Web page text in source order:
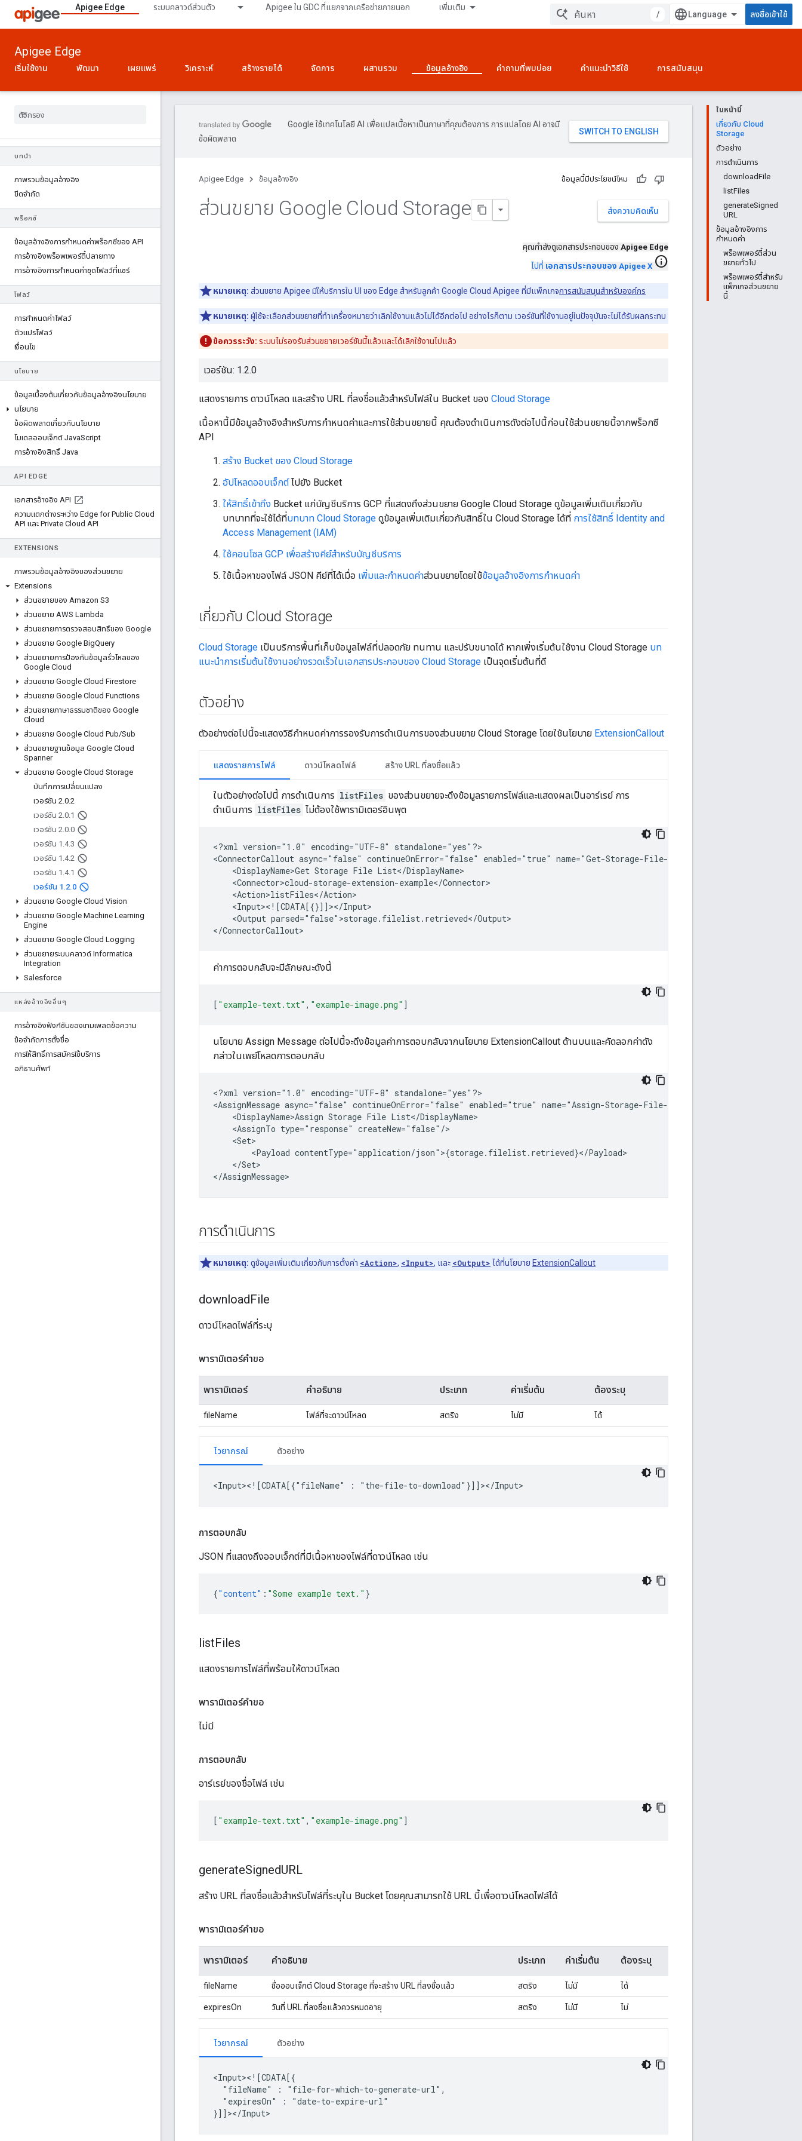
Apigee Edge ระบบคลาวด์ส่วนตัว Apigee ใน GDC ที่แยกจากเครือข่ายภายนอก เพิ่มเติม
/ ลงชื่อเข้าใช้
Apigee Edge
เริ่มใช้งาน พัฒนา เผยแพร่ วิเคราะห์ สร้างรายได้ จัดการ ผสานรวม ข้อมูลอ้างอิง คำถามที่พบบ่อย คำแนะนำวิธีใช้ การสนับสนุน
บทนำ
ภาพรวมข้อมูลอ้างอิง
ขีดจำกัด
พร็อกซี
ข้อมูลอ้างอิงการกําหนดค่าพร็อกซีของ API
การอ้างอิงพร็อพเพอร์ตี้ปลายทาง
การอ้างอิงการกําหนดค่าชุดโฟลว์ที่แชร์
โฟลว์
การกําหนดค่าโฟลว์
ตัวแปรโฟลว์
เงื่อนไข
นโยบาย
ข้อมูลเบื้องต้นเกี่ยวกับข้อมูลอ้างอิงนโยบาย
นโยบาย
ข้อผิดพลาดเกี่ยวกับนโยบาย
โมเดลออบเจ็กต์ JavaScript
การอ้างอิงสิทธิ์ Java
API EDGE
เอกสารอ้างอิง API
ความแตกต่างระหว่าง Edge for Public Cloud
API และ Private Cloud API
EXTENSIONS
ภาพรวมข้อมูลอ้างอิงของส่วนขยาย
Extensions
ส่วนขยายของ Amazon S3
ส่วนขยาย AWS Lambda
ส่วนขยายการตรวจสอบสิทธิ์ของ Google
ส่วนขยาย Google BigQuery
ส่วนขยายการป้องกันข้อมูลรั่วไหลของ
Google Cloud
ส่วนขยาย Google Cloud Firestore
ส่วนขยาย Google Cloud Functions
ส่วนขยายภาษาธรรมชาติของ Google
Cloud
ส่วนขยาย Google Cloud Pub/Sub
ส่วนขยายฐานข้อมูล Google Cloud
Spanner
ส่วนขยาย Google Cloud Storage
บันทึกการเปลี่ยนแปลง
เวอร์ชัน 2.0.2
เวอร์ชัน 2.0.1
เวอร์ชัน 2.0.0
เวอร์ชัน 1 .4.3
เวอร์ชัน 1 .4.2
เวอร์ชัน 1 .4.1
เวอร์ชัน 1.2.0
ส่วนขยาย Google Cloud Vision
ส่วนขยาย Google Machine Learning
Engine
ส่วนขยาย Google Cloud Logging
ส่วนขยายระบบคลาวด์ Informatica
Integration
Salesforce
แหล่งอ้างอิงอื่นๆ
การอ้างอิงฟังก์ชันของเทมเพลตข้อความ
ข้อจำกัดการตั้งชื่อ
การให้สิทธิ์การสมัครใช้บริการ
อภิธานศัพท์
ในหน้านี้
เกี่ยวกับ Cloud
Storage
ตัวอย่าง
การดำเนินการ
downloadFile
listFiles
generateSigned
URL
ข้อมูลอ้างอิงการ
กำหนดค่า
พร็อพเพอร์ตี้ส่วน
ขยายทั่วไป
พร็อพเพอร์ตี้สำหรับ
แพ็กเกจส่วนขยาย
นี้
Google ใช้เทคโนโลยี AI เพื่อแปลเนื้อหาเป็นภาษาที่คุณต้องการ การแปลโดย AI อาจมี
ข้อผิดพลาด
Apigee Edge ข้อมูลอ้างอิง ข้อมูลนี้มีประโยชน์ไหม
ส่งความคิดเห็น
ส่วนขยาย Google Cloud Storage
คุณกำลังดูเอกสารประกอบของ Apigee Edge
ไปที่ เอกสารประกอบของ Apigee X info
หมายเหตุ: ส่วนขยาย Apigee มีให้บริการใน UI ของ Edge สำหรับลูกค้า Google Cloud Apigee ที่มีแพ็กเกจการสนับสนุนสำหรับองค์กร
หมายเหตุ: ผู้ใช้จะเลือกส่วนขยายที่ทำเครื่องหมายว่าเลิกใช้งานแล้วไม่ได้อีกต่อไป อย่างไรก็ตาม เวอร์ชันที่ใช้งานอยู่ในปัจจุบันจะไม่ได้รับผลกระทบ
ข้อควรระวัง: ระบบไม่รองรับส่วนขยายเวอร์ชันนี้แล้วและได้เลิกใช้งานไปแล้ว
เวอร์ชัน: 1.2.0
แสดงรายการ ดาวน์โหลด และสร้าง URL ที่ลงชื่อแล้วสำหรับไฟล์ใน Bucket ของ Cloud Storage
เนื้อหานี้มีข้อมูลอ้างอิงสำหรับการกำหนดค่าและการใช้ส่วนขยายนี้ คุณต้องดำเนินการดังต่อไปนี้ก่อนใช้ส่วนขยายนี้จากพร็อกซี
API
สร้าง Bucket ของ Cloud Storage
อัปโหลดออบเจ็กต์ไปยัง Bucket
ให้สิทธิ์เข้าถึง Bucket แก่บัญชีบริการ GCP ที่แสดงถึงส่วนขยาย Google Cloud Storage ดูข้อมูลเพิ่มเติมเกี่ยวกับ
บทบาทที่จะใช้ได้ที่บทบาท Cloud Storage ดูข้อมูลเพิ่มเติมเกี่ยวกับสิทธิ์ใน Cloud Storage ได้ที่ การใช้สิทธิ์ Identity and
Access Management (IAM)
ใช้คอนโซล GCP เพื่อสร้างคีย์สำหรับบัญชีบริการ
ใช้เนื้อหาของไฟล์ JSON คีย์ที่ได้เมื่อ เพิ่มและกำหนดค่าส่วนขยายโดยใช้ข้อมูลอ้างอิงการกำหนดค่า
เกี่ยวกับ Cloud Storage
Cloud Storage เป็นบริการพื้นที่เก็บข้อมูลไฟล์ที่ปลอดภัย ทนทาน และปรับขนาดได้ หากเพิ่งเริ่มต้นใช้งาน Cloud Storage บท
แนะนำการเริ่มต้นใช้งานอย่างรวดเร็วในเอกสารประกอบของ Cloud Storage เป็นจุดเริ่มต้นที่ดี
ตัวอย่าง
ตัวอย่างต่อไปนี้จะแสดงวิธีกำหนดค่าการรองรับการดำเนินการของส่วนขยาย Cloud Storage โดยใช้นโยบาย ExtensionCallout
แสดงรายการไฟล์ ดาวน์โหลดไฟล์ สร้าง URL ที่ลงชื่อแล้ว
ในตัวอย่างต่อไปนี้ การดำเนินการ listFiles ของส่วนขยายจะดึงข้อมูลรายการไฟล์และแสดงผลเป็นอาร์เรย์ การ
ดำเนินการ listFiles ไม่ต้องใช้พารามิเตอร์อินพุต
<?xml version="1.0" encoding="UTF-8"
standalone="yes"?>
<ConnectorCallout async="false" continueOnError="false" enabled="true"
<DisplayName>Get Storage File
<Output parsed="false">storage.filelist.retrieved</Output>
ค่าการตอบกลับจะมีลักษณะดังนี้
[ "example-text.txt" , "example-image.png" ]
นโยบาย Assign Message ต่อไปนี้จะดึงข้อมูลค่าการตอบกลับจากนโยบาย ExtensionCallout ด้านบนและคัดลอกค่าดัง
กล่าวในเพย์โหลดการตอบกลับ
<?xml version="1.0" encoding="UTF-8"
standalone="yes"?>
<AssignMessage async="false" continueOnError="false" enabled="true"
<DisplayName>Assign Storage File
<AssignTo type="response"
<Payload
</Set>
การดำเนินการ
หมายเหตุ: ดูข้อมูลเพิ่มเติมเกี่ยวกับการตั้งค่า <Action>, <Input>, และ <Output> ได้ที่นโยบาย ExtensionCallout
downloadFile
ดาวน์โหลดไฟล์ที่ระบุ
พารามิเตอร์คำขอ
พารามิเตอร์ คำอธิบาย ประเภท ค่าเริ่มต้น ต้องระบุ
fileName ไฟล์ที่จะดาวน์โหลด สตริง ไม่มี ได้
ไวยากรณ์ ตัวอย่าง
<Input><![CDATA[{"fileName" :
การตอบกลับ
JSON ที่แสดงถึงออบเจ็กต์ที่มีเนื้อหาของไฟล์ที่ดาวน์โหลด เช่น
{"content" : "Some example text." }
listFiles
แสดงรายการไฟล์ที่พร้อมให้ดาวน์โหลด
พารามิเตอร์คำขอ
ไม่มี
การตอบกลับ
อาร์เรย์ของชื่อไฟล์ เช่น
[ "example-text.txt" , "example-image.png" ]
generateSignedURL
สร้าง URL ที่ลงชื่อแล้วสำหรับไฟล์ที่ระบุใน Bucket โดยคุณสามารถใช้ URL นี้เพื่อดาวน์โหลดไฟล์ได้
พารามิเตอร์คำขอ
พารามิเตอร์ คำอธิบาย ประเภท ค่าเริ่มต้น ต้องระบุ
fileName ชื่อออบเจ็กต์ Cloud Storage ที่จะสร้าง URL ที่ลงชื่อแล้ว สตริง ไม่มี ได้
expiresOn วันที่ URL ที่ลงชื่อแล้วควรหมดอายุ สตริง ไม่มี ไม่
ไวยากรณ์ ตัวอย่าง
"fileName"
:
"expiresOn"
:
"date-to-expire-url"